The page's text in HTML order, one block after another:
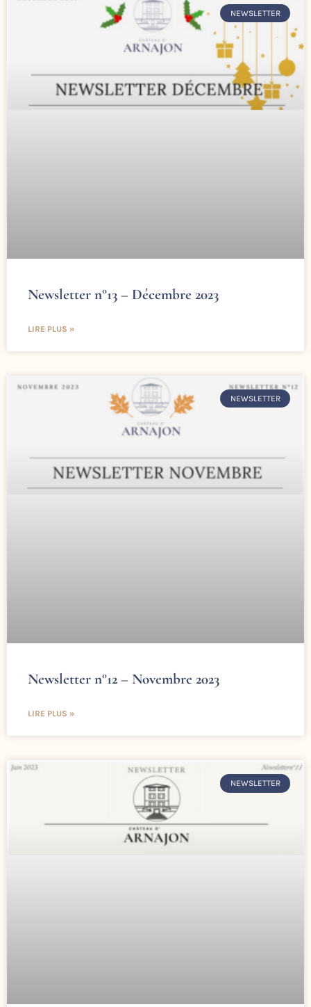
NEWSLETTER
Newsletter n°13 – Décembre 2023
LIRE PLUS »
NEWSLETTER
Newsletter n°12 – Novembre 2023
LIRE PLUS »
NEWSLETTER